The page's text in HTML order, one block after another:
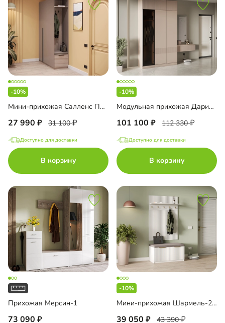
-10%
Мини-прихожая Салленс Премиум торцевая
27 990 31 100
Доступно для доставки
В корзину
-10%
Модульная прихожая Дарио-1
101 100 112 330
Доступно для доставки
В корзину
Прихожая Мерсин-1
73 090
-10%
Мини-прихожая Шармель-2 Лайф
39 050 43 390